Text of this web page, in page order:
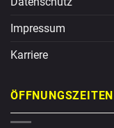
Impressum
Karriere
ÖFFNUNGSZEITEN